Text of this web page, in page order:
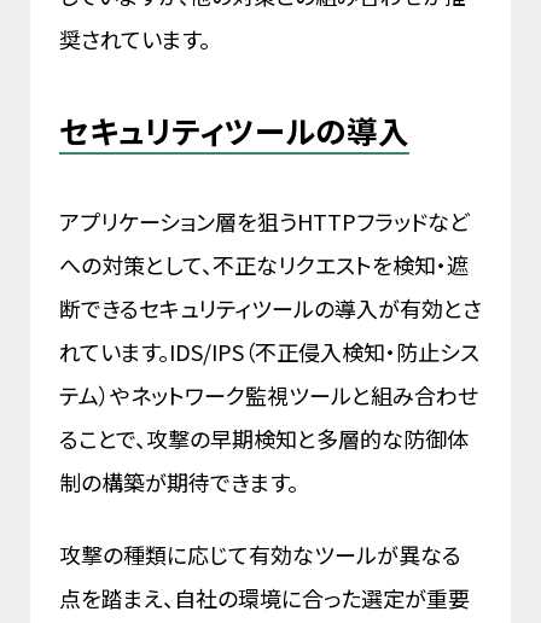
奨されています。
セキュリティツールの導入
アプリケーション層を狙うHTTPフラッドなど
への対策として、不正なリクエストを検知・遮
断できるセキュリティツールの導入が有効とさ
れています。IDS/IPS（不正侵入検知・防止シス
テム）やネットワーク監視ツールと組み合わせ
ることで、攻撃の早期検知と多層的な防御体
制の構築が期待できます。
攻撃の種類に応じて有効なツールが異なる
点を踏まえ、自社の環境に合った選定が重要